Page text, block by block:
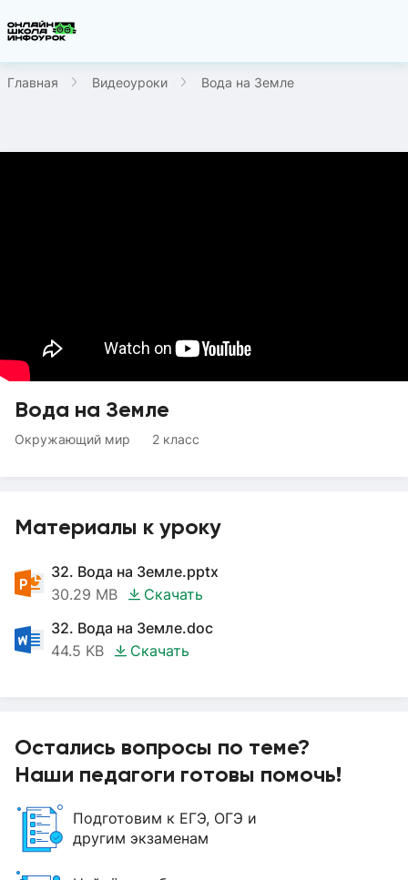
Главная Видеоуроки Вода на Земле
Вода на Земле
Окружающий мир 2 класс
Материалы к уроку
32. Вода на Земле.pptx
30.29 MB
Скачать
32. Вода на Земле.doc
44.5 KB
Скачать
Остались вопросы по теме?
Наши педагоги готовы помочь!
Подготовим к ЕГЭ, ОГЭ и
другим экзаменам